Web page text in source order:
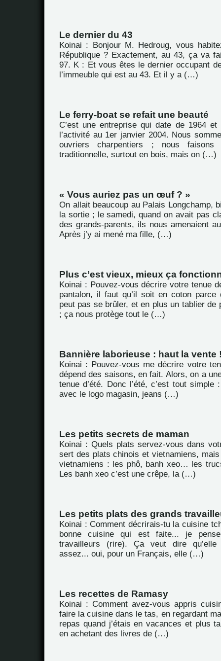
Le dernier du 43
Koinai : Bonjour M. Hedroug, vous
République ? Exactement, au 43, ça va
97. K : Et vous êtes le dernier occupant
l’immeuble qui est au 43. Et il y a (…)
Le ferry-boat se refait une beauté
C’est une entreprise qui date de 1964
l’activité au 1er janvier 2004. Nous
ouvriers charpentiers ; nous
traditionnelle, surtout en bois, mais on (…)
« Vous auriez pas un œuf ? »
On allait beaucoup au Palais Longchamp,
la sortie ; le samedi, quand on avait pas
des grands-parents, ils nous amenaient
Après j’y ai mené ma fille, (…)
Plus c’est vieux, mieux ça
Koinai : Pouvez-vous décrire votre tenue
pantalon, il faut qu’il soit en coton parce
peut pas se brûler, et en plus un tablier de
; ça nous protège tout le (…)
Bannière laborieuse : haut la vente
Koinai : Pouvez-vous me décrire votre
dépend des saisons, en fait. Alors, on a
tenue d’été. Donc l’été, c’est tout simple
avec le logo magasin, jeans (…)
Les petits secrets de maman
Koinai : Quels plats servez-vous dans
sert des plats chinois et vietnamiens,
vietnamiens : les phô, banh xeo… les
Les banh xeo c’est une crêpe, la (…)
Les petits plats des grands
Koinai : Comment décrirais-tu la cuisine
bonne cuisine qui est faite... je
travailleurs (rire). Ça veut dire
assez... oui, pour un Français, elle (…)
Les recettes de Ramasy
Koinai : Comment avez-vous appris
faire la cuisine dans le tas, en regardant
repas quand j’étais en vacances et plus
en achetant des livres de (…)